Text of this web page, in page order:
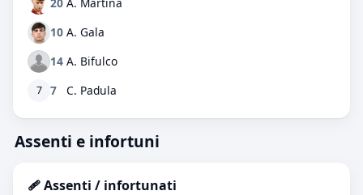
10 A. Gala
14 A. Bifulco
7 7 C. Padula
Assenti e infortuni
🩹 Assenti / infortunati